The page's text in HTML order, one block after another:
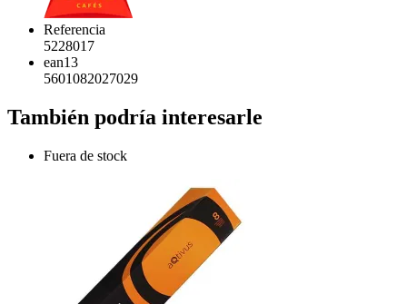
Referencia
5228017
ean13
5601082027029
También podría interesarle
Fuera de stock